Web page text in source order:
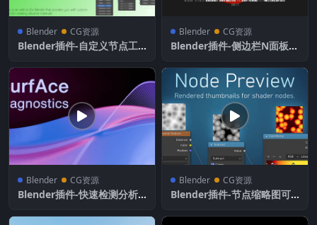
Blender CG资源
Blender插件-自定义节点工
Blender CG资源
Blender插件-侧边栏N面板简
2.5
Blender CG资源
Blender插件-快速检测分析
nostics v1.4.2
Blender CG资源
Blender插件-节点缩略图可
21 B5.0